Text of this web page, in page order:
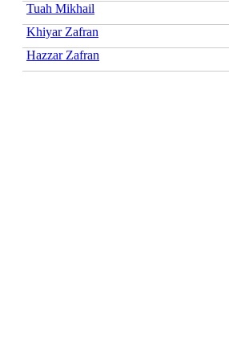
Tuah Mikhail
Khiyar Zafran
Hazzar Zafran